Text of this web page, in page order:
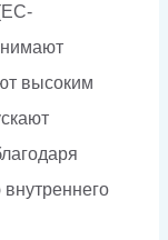
высоким